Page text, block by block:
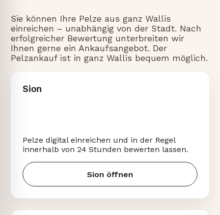
Sie können Ihre Pelze aus ganz Wallis
einreichen – unabhängig von der Stadt. Nach
erfolgreicher Bewertung unterbreiten wir
Ihnen gerne ein Ankaufsangebot. Der
Pelzankauf ist in ganz Wallis bequem möglich.
Sion
Pelze digital einreichen und in der Regel
innerhalb von 24 Stunden bewerten lassen.
Sion öffnen